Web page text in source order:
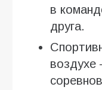
в
друга.